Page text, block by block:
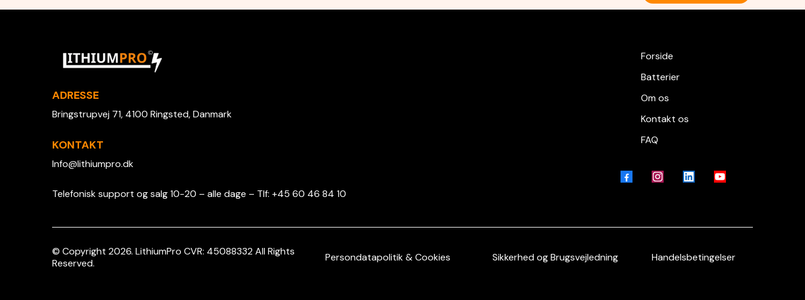
ADRESSE
Bringstrupvej 71, 4100 Ringsted, Danmark
KONTAKT
Info@lithiumpro.dk
Telefonisk support og salg 10-20 – alle dage – Tlf: +45 60 46 84 10
Forside
Batterier
Om os
Kontakt os
FAQ
© Copyright 2026. LithiumPro CVR: 45088332 All Rights
Reserved.
Persondatapolitik & Cookies Sikkerhed og Brugsvejledning Handelsbetingelser